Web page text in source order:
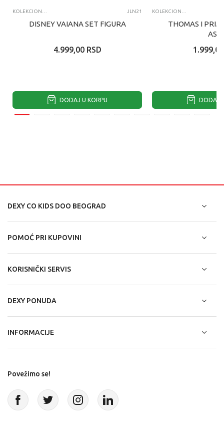
KOLEKCIONARSKE FIGURE I SETOVI JLN21
DISNEY VAIANA SET FIGURA
4.999,00 RSD
DODAJ U KORPU
KOLEKCIONARSKE FIGURE I SETOVI
THOMAS I
1.999,00
DODAJ
DEXY CO KIDS DOO BEOGRAD
POMOĆ PRI KUPOVINI
KORISNIČKI SERVIS
DEXY PONUDA
INFORMACIJE
Povežimo se!